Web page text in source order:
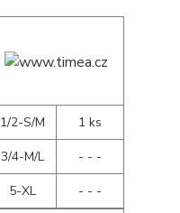
1/2-S/M
1 ks
3/4-M/L
- - -
5-XL
- - -